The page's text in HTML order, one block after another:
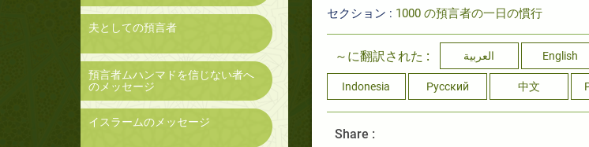
夫としての預言者
預言者ムハンマドを信じない者へ
のメッセージ
イスラームのメッセージ
セクション : 1000 の預言者の一日の慣行
～に翻訳された : العربية English
Indonesia Русский 中文
Share :